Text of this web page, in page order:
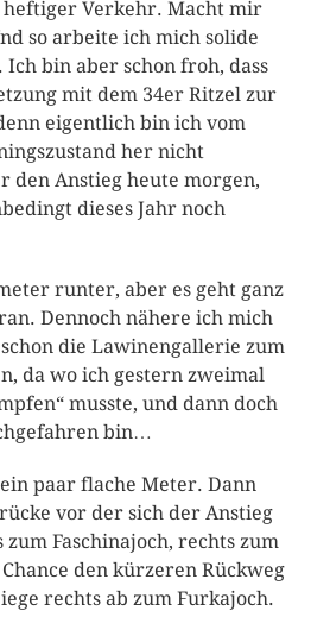
Verkehr. Macht mir
so arbeite ich mich solide
bin aber schon froh, dass
mit dem 34er Ritzel zur
eigentlich bin ich vom
her nicht
den Anstieg heute morgen,
dieses Jahr noch
runter, aber es geht ganz
Dennoch nähere ich mich
die Lawinengallerie zum
da wo ich gestern zweimal
musste, und dann doch
bin…
paar flache Meter. Dann
vor der sich der Anstieg
Faschinajoch, rechts zum
den kürzeren Rückweg
rechts ab zum Furkajoch.